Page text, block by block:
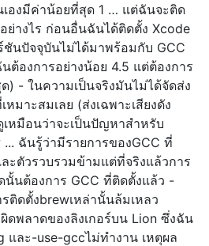
เองมีค่าน้อยที่สุด 1 … แต่ฉันจะติด
ย่างไร ก่อนอื่นฉันได้ติดตั้ง Xcode
ชันปัจจุบันไม่ได้มาพร้อมกับ GCC
ต้องการอย่างน้อย 4.5 แต่ต้องการ
) - ในความเป็นจริงมันไม่ได้จัดส่ง
หมาะสมเลย (ส่งเฉพาะเสียงดัง
เหมือนว่าจะเป็นปัญหาสำหรับ
... ฉันรู้ว่ามีรายการของGCC ที่
ะตัวรวบรวมข้ามแต่ที่จริงแล้วการ
นั้นต้องการ GCC ที่ติดตั้งแล้ว -
ติดตั้งbrewเหล่านั้นล้มเหลว
ดพลาดของลิงเกอร์บน Lion ซึ่งฉัน
และ-use-gccไม่ทำงาน เหตุผล